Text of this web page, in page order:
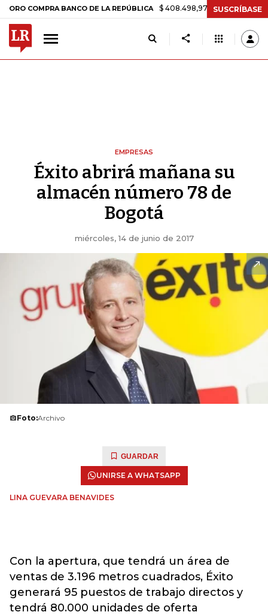
COMPRA BANCO DE LA REPÚBLICA $ 408.498,97 +$ 8.753,81 +2,19%
SUSCRÍBASE
EMPRESAS
Éxito abrirá mañana su
almacén número 78 de
Bogotá
miércoles, 14 de junio de 2017
Foto:Archivo
GUARDAR
UNIRSE A WHATSAPP
LINA GUEVARA BENAVIDES
Con la apertura, que tendrá un área de
ventas de 3.196 metros cuadrados, Éxito
generará 95 puestos de trabajo directos y
tendrá 80.000 unidades de oferta